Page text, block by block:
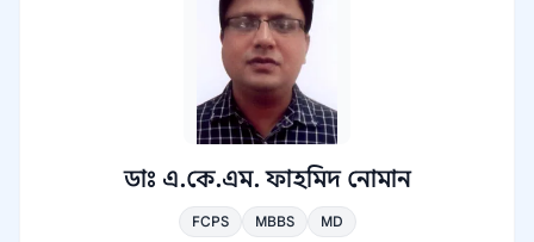
ডাঃ এ.কে.এম. ফাহমিদ নোমান
FCPS MBBS MD